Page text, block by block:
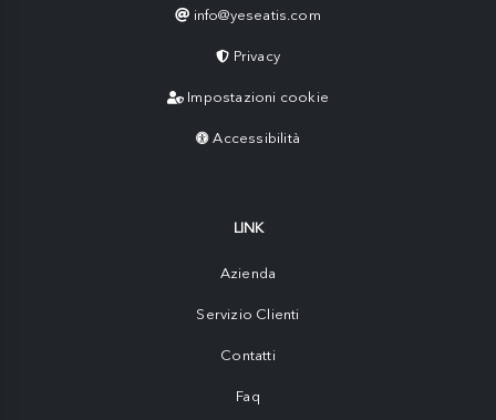
info@yeseatis.com
Privacy
Impostazioni cookie
Accessibilità
LINK
Azienda
Servizio Clienti
Contatti
Faq